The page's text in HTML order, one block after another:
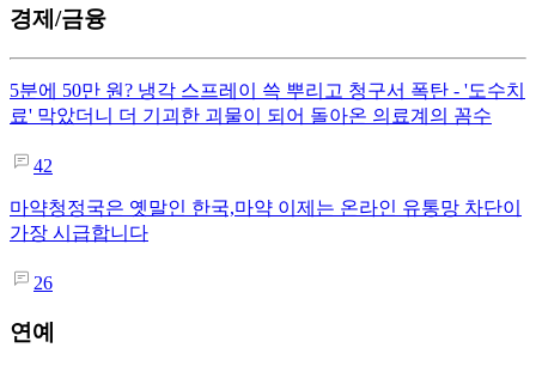
경제/금융
5분에 50만 원? 냉각 스프레이 쓱 뿌리고 청구서 폭탄 - '도수치
료' 막았더니 더 기괴한 괴물이 되어 돌아온 의료계의 꼼수
42
마약청정국은 옛말인 한국,마약 이제는 온라인 유통망 차단이
가장 시급합니다
26
연예